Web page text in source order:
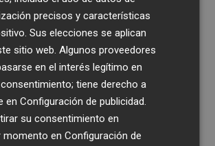
precisos y características
Sus elecciones se aplican
sitio web. Algunos proveedores
en el interés legítimo en
tiene derecho a
enConfiguración de publicidad.
su consentimiento en
momento enConfiguración de